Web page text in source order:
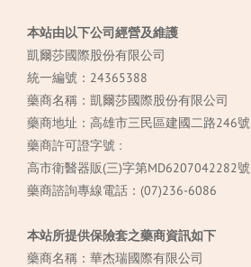
本站由以下公司經營及維護
凱爾莎國際股份有限公司
統一編號：24365388
藥商名稱：凱爾莎國際股份有限公司
藥商地址：高雄市三民區建國二路246號
藥商許可證字號 :
高市衛醫器販(三)字第MD6207042282號
藥商諮詢專線電話：(07)236-6086
本站所提供保險套之藥商資訊如下
藥商名稱：華杰瑞國際有限公司